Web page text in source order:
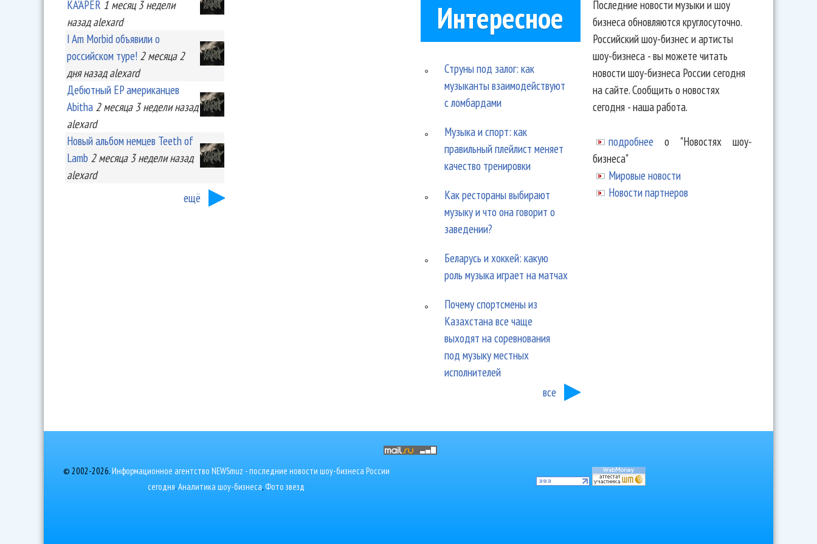
KA'APER 1 месяц 3 недели
назад alexard
I Am Morbid объявили о
российском туре! 2 месяца 2
дняназад alexard
Дебютный EP американцев
Abitha 2 месяца 3 неделиназад
alexard
Новый альбом немцев Teeth of
Lamb 2 месяца 3 неделиназад
alexard
ещё
Интересное
Струны под залог: как
музыканты взаимодействуют
с ломбардами
Музыка и спорт: как
правильный плейлист меняет
качество тренировки
Как рестораны выбирают
музыку и что она говорит о
заведении?
Беларусь и хоккей: какую
роль музыка играет на матчах
Почему спортсмены из
Казахстана все чаще
выходят на соревнования
под музыку местных
исполнителей
все
Последние новости музыки и шоу
бизнеса обновляются круглосуточно.
Российский шоу-бизнес и артисты
шоу-бизнеса - вы можете читать
новости шоу-бизнеса России сегодня
на сайте. Сообщить о новостях
сегодня - наша работа.
подробнее о "Новостях шоу-
бизнеса"
Мировые новости
Новости партнеров
© 2002-2026.Информационное агентство NEWSmuz - последние новости шоу-бизнеса России
сегодня.Аналитика шоу-бизнеса,Фото звезд